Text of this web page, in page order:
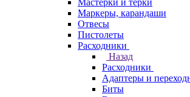
Мастерки и тёрки
Маркеры, карандаши
Отвесы
Пистолеты
Расходники
Назад
Расходники
Адаптеры и
Биты